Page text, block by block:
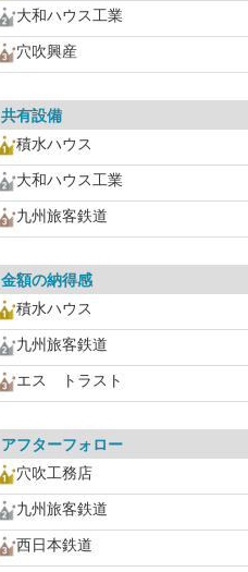
大和ハウス工業
穴吹興産
共有設備
積水ハウス
大和ハウス工業
九州旅客鉄道
金額の納得感
積水ハウス
九州旅客鉄道
エス トラスト
アフターフォロー
穴吹工務店
九州旅客鉄道
西日本鉄道